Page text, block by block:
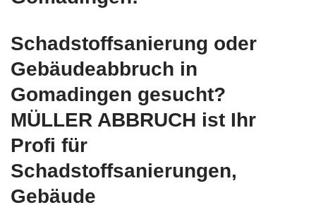
Schadstoffsanierung oder
Gebäudeabbruch in
Gomadingen gesucht?
MÜLLER ABBRUCH ist Ihr
Profi für
Schadstoffsanierungen,
Gebäude